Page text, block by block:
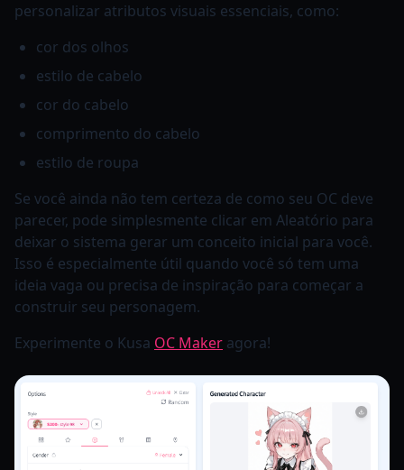
personalizar atributos visuais essenciais, como:
cor dos olhos
estilo de cabelo
cor do cabelo
comprimento do cabelo
estilo de roupa
Se você ainda não tem certeza de como seu OC deve
parecer, pode simplesmente clicar em Aleatório para
deixar o sistema gerar um conceito inicial para você.
Isso é especialmente útil quando você só tem uma
ideia vaga ou precisa de inspiração para começar a
construir seu personagem.
Experimente o Kusa OC Maker agora!